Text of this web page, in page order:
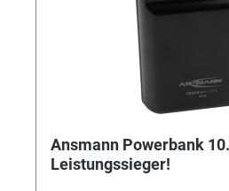
Ansmann Powerbank
Leistungssieger!